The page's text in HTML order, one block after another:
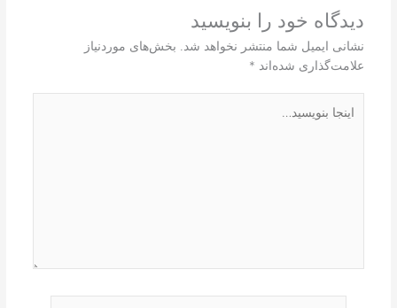
دیدگاه‌ خود را بنویسید
نشانی ایمیل شما منتشر نخواهد شد.
بخش‌های موردنیاز
علامت‌گذاری شده‌اند *
بنویسید…